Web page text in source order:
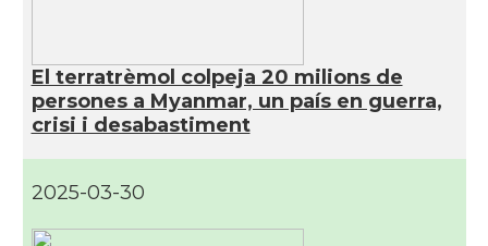
El terratrèmol colpeja 20 milions de
persones a Myanmar, un país en guerra,
crisi i desabastiment
2025-03-30